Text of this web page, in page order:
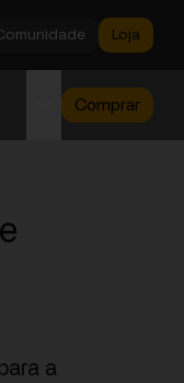
Loja
Comprar
a